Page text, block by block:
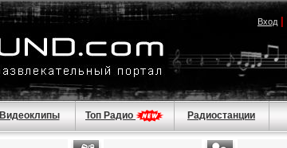
Вход|
Видеоклипы Топ Радио Радиостанции